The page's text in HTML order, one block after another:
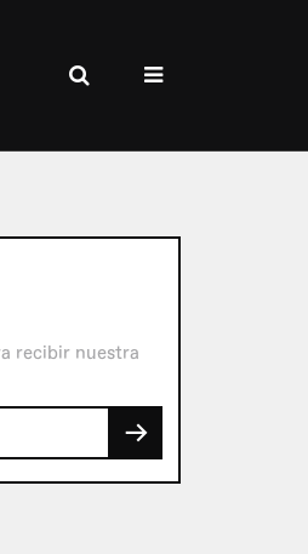
recibir nuestra
→